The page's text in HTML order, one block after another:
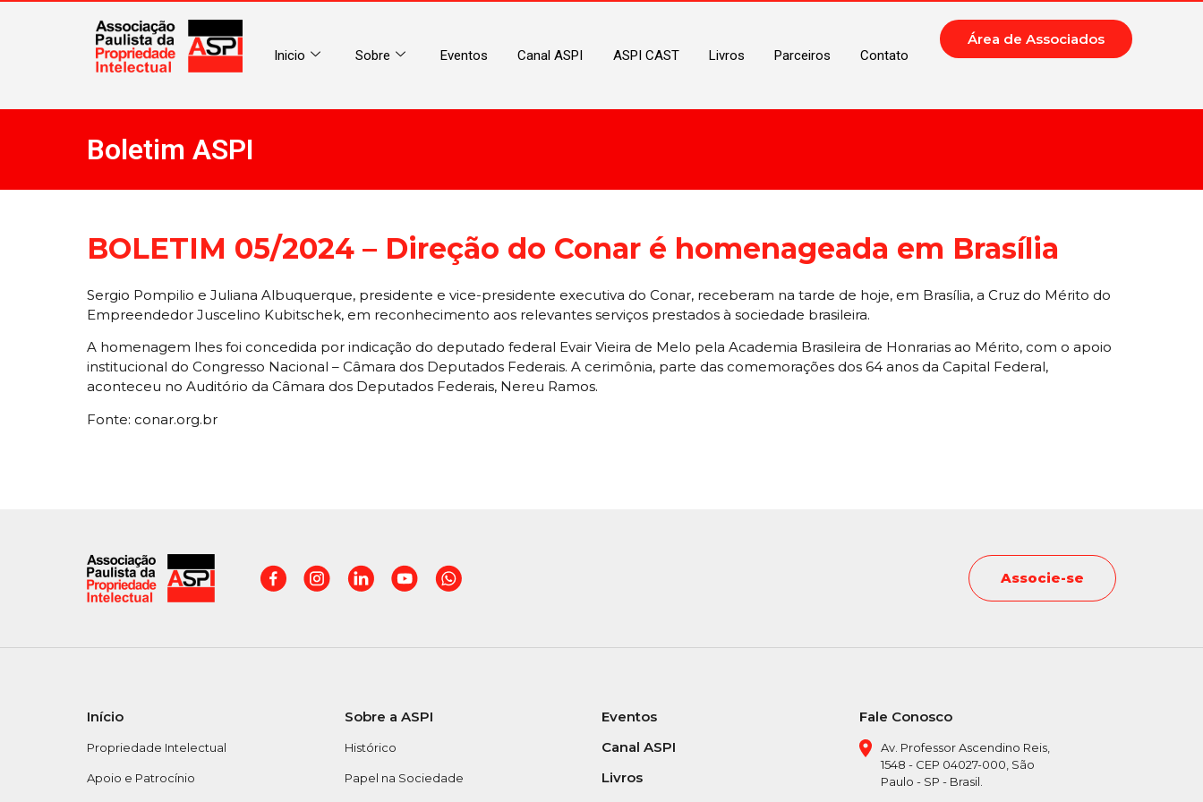
Inicio Sobre Eventos Canal ASPI ASPI CAST Livros Parceiros Contato
Área de Associados
Boletim ASPI
BOLETIM 05/2024 – Direção do Conar é homenageada em Brasília
Sergio Pompilio e Juliana Albuquerque, presidente e vice-presidente executiva do Conar, receberam na tarde de hoje, em Brasília, a Cruz do Mérito do
Empreendedor Juscelino Kubitschek, em reconhecimento aos relevantes serviços prestados à sociedade brasileira.
A homenagem lhes foi concedida por indicação do deputado federal Evair Vieira de Melo pela Academia Brasileira de Honrarias ao Mérito, com o apoio
institucional do Congresso Nacional – Câmara dos Deputados Federais. A cerimônia, parte das comemorações dos 64 anos da Capital Federal,
aconteceu no Auditório da Câmara dos Deputados Federais, Nereu Ramos.
Fonte: conar.org.br
Associe-se
Início
Propriedade Intelectual
Apoio e Patrocínio
Sobre a ASPI
Histórico
Papel na Sociedade
Eventos
Canal ASPI
Livros
Fale Conosco
Av. Professor Ascendino Reis,
1548 - CEP 04027-000, São
Paulo - SP - Brasil.